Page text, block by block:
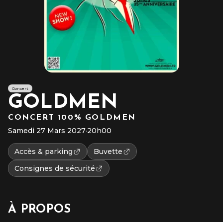
Concert
GOLDMEN
CONCERT 100% GOLDMEN
Samedi 27 Mars 2027·20h00
Accès & parking
Buvette
Consignes de sécurité
À PROPOS